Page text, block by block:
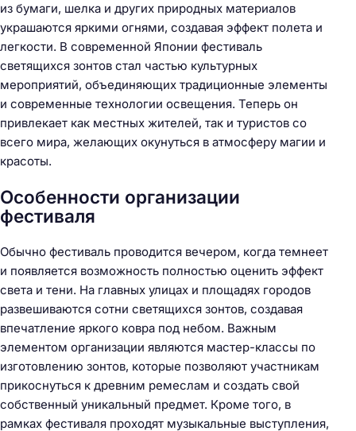
из бумаги, шелка и других природных материалов
украшаются яркими огнями, создавая эффект полета и
легкости. В современной Японии фестиваль
светящихся зонтов стал частью культурных
мероприятий, объединяющих традиционные элементы
и современные технологии освещения. Теперь он
привлекает как местных жителей, так и туристов со
всего мира, желающих окунуться в атмосферу магии и
красоты.
Особенности организации
фестиваля
Обычно фестиваль проводится вечером, когда темнеет
и появляется возможность полностью оценить эффект
света и тени. На главных улицах и площадях городов
развешиваются сотни светящихся зонтов, создавая
впечатление яркого ковра под небом. Важным
элементом организации являются мастер-классы по
изготовлению зонтов, которые позволяют участникам
прикоснуться к древним ремеслам и создать свой
собственный уникальный предмет. Кроме того, в
рамках фестиваля проходят музыкальные выступления,